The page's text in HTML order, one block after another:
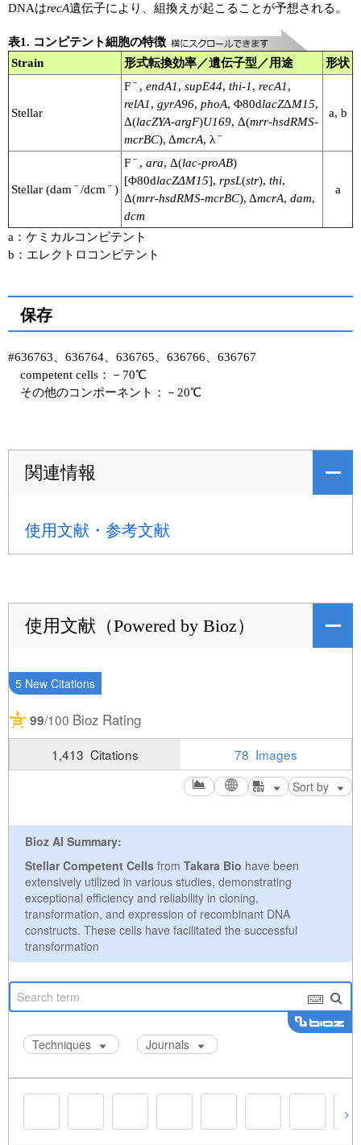
DNAはrecA遺伝子により、組換えが起こることが予想される。
表1. コンピテント細胞の特徴
Strain
形式転換効率／遺伝子型／用途 形状
Stellar
F － , endA1, supE44, thi-1, recA1,
relA1, gyrA96, phoA, Φ80dlacZΔM15,
Δ(lacZYA-argF)U169, Δ(mrr-hsdRMS-
mcrBC), ΔmcrA, λ －
a, b
Stellar (dam － /dcm － )
F － , ara, Δ(lac-proAB)
[Φ80dlacZΔM15], rpsL(str), thi,
Δ(mrr-hsdRMS-mcrBC), ΔmcrA, dam,
dcm
a
a：ケミカルコンピテント
b：エレクトロコンピテント
保存
#636763、636764、636765、636766、636767
competent cells：－70℃
その他のコンポーネント：－20℃
関連情報
使用文献・参考文献
使用文献（Powered by Bioz）